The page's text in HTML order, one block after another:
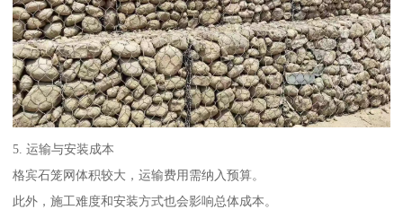
5. 运输与安装成本
格宾石笼网体积较大，运输费用需纳入预算。
此外，施工难度和安装方式也会影响总体成本。